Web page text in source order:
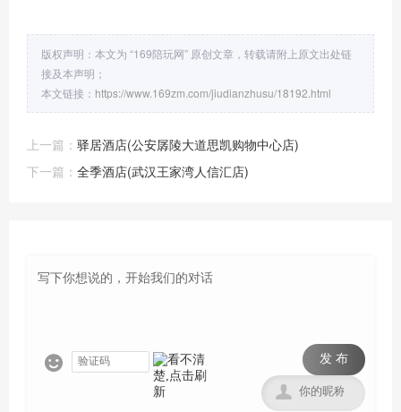
版权声明：本文为 “169陪玩网” 原创文章，转载请附上原文出处链
接及本声明；
本文链接： https://www.169zm.com/jiudianzhusu/18192.html
上一篇： 驿居酒店(公安孱陵大道思凯购物中心店)
下一篇： 全季酒店(武汉王家湾人信汇店)
 发 布
